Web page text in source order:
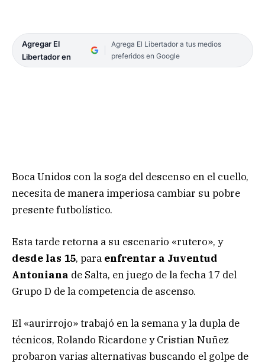
Agregar El
Libertador en
Agrega El Libertador a tus medios
preferidos en Google
Boca Unidos con la soga del descenso en el cuello,
necesita de manera imperiosa cambiar su pobre
presente futbolístico.
Esta tarde retorna a su escenario «rutero», y
desde las 15, para enfrentar a Juventud
Antoniana de Salta, en juego de la fecha 17 del
Grupo D de la competencia de ascenso.
El «aurirrojo» trabajó en la semana y la dupla de
técnicos, Rolando Ricardone y Cristian Nuñez
probaron varias alternativas buscando el golpe de